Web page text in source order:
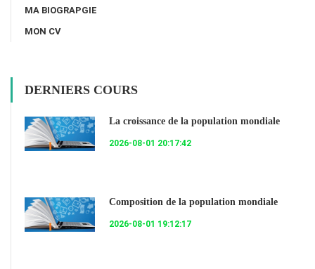
MA BIOGRAPGIE
MON CV
DERNIERS COURS
La croissance de la population mondiale
2026-08-01 20:17:42
Composition de la population mondiale
2026-08-01 19:12:17